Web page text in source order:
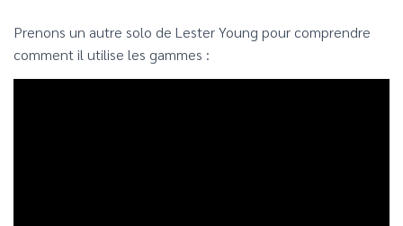
Prenons un autre solo de Lester Young pour comprendre
comment il utilise les gammes :